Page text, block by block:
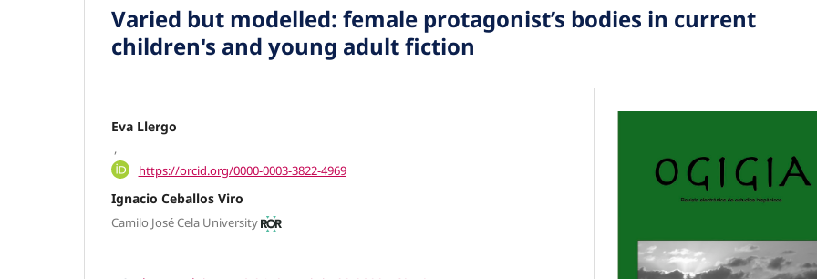
Varied but modelled: female protagonist’s bodies in current
children's and young adult fiction
Eva Llergo
,
https://orcid.org/0000-0003-3822-4969
Ignacio Ceballos Viro
Camilo José Cela University